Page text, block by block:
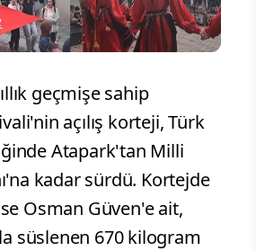
geçmişe sahip
açılış korteji, Türk
Atapark'tan Milli
kadar sürdü. Kortejde
Osman Güven'e ait,
süslenen 670 kilogram